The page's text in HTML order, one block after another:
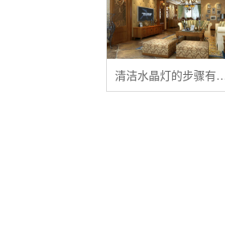
清洁水晶灯的